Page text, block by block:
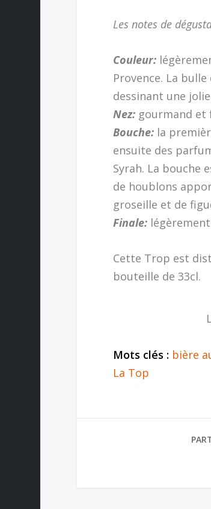
Les notes de
Couleur:
Provence. La
dessinant une
Nez:gourmand et
Bouche:la
ensuite des
Syrah. La bouche
de houblons
groseille et de
Finale:légèrement
Cette Trop est
bouteille de 33cl.
Mots clés : bière
La Top